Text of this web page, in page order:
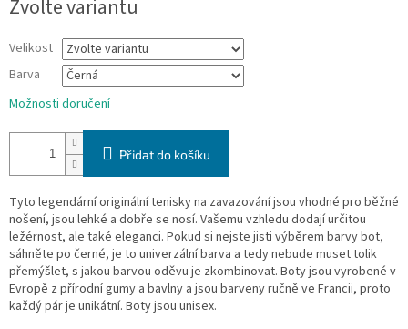
cena:
Zvolte variantu
Velikost
Barva
Možnosti doručení
Přidat do košíku
Tyto legendární originální tenisky na zavazování jsou vhodné pro běžné
nošení, jsou lehké a dobře se nosí. Vašemu vzhledu dodají určitou
ležérnost, ale také eleganci. Pokud si nejste jisti výběrem barvy bot,
sáhněte po černé, je to univerzální barva a tedy nebude muset tolik
přemýšlet, s jakou barvou oděvu je zkombinovat. Boty jsou vyrobené v
Evropě z přírodní gumy a bavlny a jsou barveny ručně ve Francii, proto
každý pár je unikátní. Boty jsou unisex.